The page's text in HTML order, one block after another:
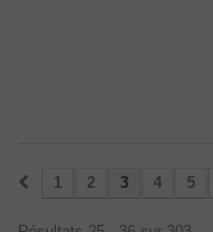
1 2 3 4 5